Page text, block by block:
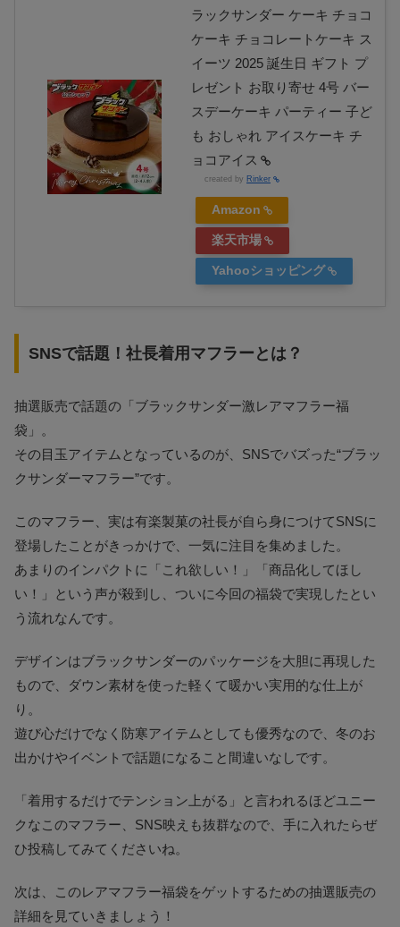
ラックサンダー ケーキ チョコ
ケーキ チョコレートケーキ ス
イーツ 2025 誕生日 ギフト プ
レゼント お取り寄せ 4号 バー
スデーケーキ パーティー 子ど
も おしゃれ アイスケーキ チ
ョコアイス
created by Rinker
Amazon
楽天市場
Yahooショッピング
SNSで話題！社長着用マフラーとは？
抽選販売で話題の「ブラックサンダー激レアマフラー福
袋」。
その目玉アイテムとなっているのが、SNSでバズった“ブラッ
クサンダーマフラー”です。
このマフラー、実は有楽製菓の社長が自ら身につけてSNSに
登場したことがきっかけで、一気に注目を集めました。
あまりのインパクトに「これ欲しい！」「商品化してほし
い！」という声が殺到し、ついに今回の福袋で実現したとい
う流れなんです。
デザインはブラックサンダーのパッケージを大胆に再現した
もので、ダウン素材を使った軽くて暖かい実用的な仕上が
り。
遊び心だけでなく防寒アイテムとしても優秀なので、冬のお
出かけやイベントで話題になること間違いなしです。
「着用するだけでテンション上がる」と言われるほどユニー
クなこのマフラー、SNS映えも抜群なので、手に入れたらぜ
ひ投稿してみてくださいね。
次は、このレアマフラー福袋をゲットするための抽選販売の
詳細を見ていきましょう！